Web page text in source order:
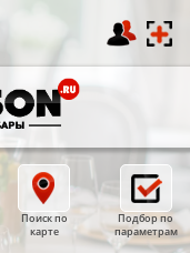
Поиск по
карте
Подбор по
параметрам